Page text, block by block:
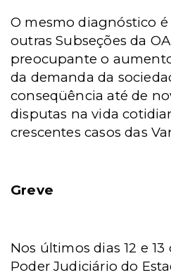
O mesmo diagnóstico
outras Subseções da
preocupante o
da demanda da
conseqüência até de
disputas na vida
crescentes casos das
Greve
Nos últimos dias 12 e 13
Poder Judiciário do